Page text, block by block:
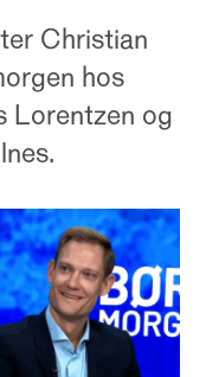
Christian
hos
Lorentzen og